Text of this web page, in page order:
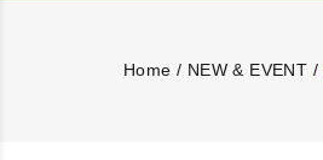
Home / NEW & EVENT /